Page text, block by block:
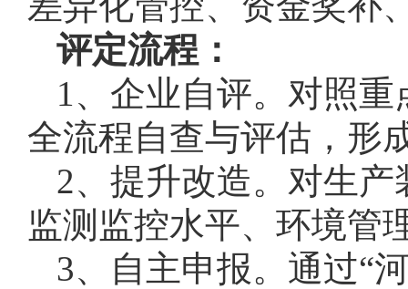
评定流程：
1、企业自评。对照
全流程自查与评估，形
2、提升改造。对生
监测监控水平、环境管
3、自主申报。通过“